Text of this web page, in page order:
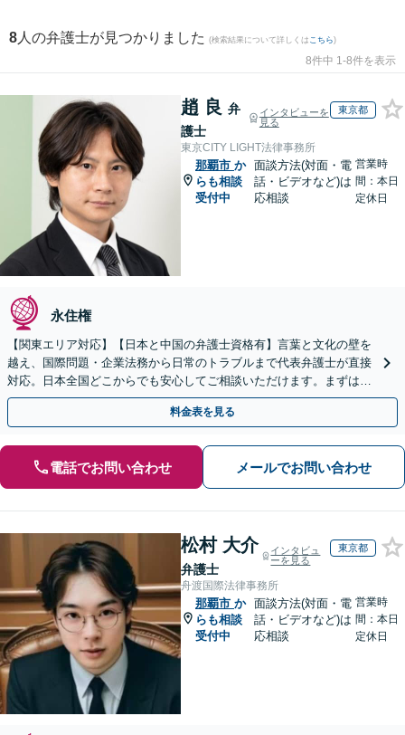
8 人の弁護士が見つかりました (検索結果について詳しくは こちら)
8件中 1-8件を表示
趙 良 弁
護士
インタビューを
見る
東京都
東京CITY LIGHT法律事務所
那覇市 か
らも相談
受付中
面談方法(対面・電
話・ビデオなど)は
応相談
営業時
間：本日
定休日
永住権
【関東エリア対応】【日本と中国の弁護士資格有】言葉と文化の壁を
越え、国際問題・企業法務から日常のトラブルまで代表弁護士が直接
対応。日本全国どこからでも安心してご相談いただけます。まずは一
歩を踏み出してみませんか。【初回相談無料】
料金表を見る
電話でお問い合わせ メールでお問い合わせ
松村 大介
弁護士
インタビュ
ーを見る
東京都
舟渡国際法律事務所
那覇市 か
らも相談
受付中
面談方法(対面・電
話・ビデオなど)は
応相談
営業時
間：本日
定休日